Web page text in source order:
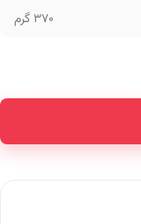
370 گرم